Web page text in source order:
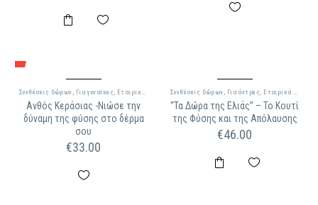
Συνθέσεις δώρων Για γυναίκες Εταιρικά δώρα
Ανθός Κεράσιας -Νιώσε την
δύναμη της φύσης στο δέρμα
σου
€33.00
Συνθέσεις δώρων Για άντρες Εταιρικά δώρα
“Τα Δώρα της Ελιάς” – Το Κουτί
της Φύσης και της Απόλαυσης
€46.00